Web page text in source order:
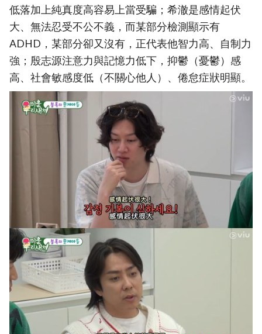
低落加上純真度高容易上當受騙；希澈是感情起伏
大、無法忍受不公不義，而某部分檢測顯示有
ADHD，某部分卻又沒有，正代表他智力高、自制力
強；殷志源注意力與記憶力低下，抑鬱（憂鬱）感
高、社會敏感度低（不關心他人）、倦怠症狀明顯。